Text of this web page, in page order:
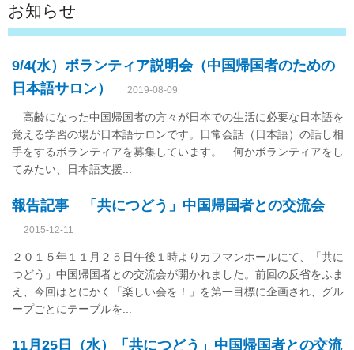
お知らせ
9/4(水）ボランティア説明会（中国帰国者のための
日本語サロン）
2019-08-09
高齢になった中国帰国者の方々が日本での生活に必要な日本語を
覚える学習の場が日本語サロンです。日常会話（日本語）の話し相
手をするボランティアを募集しています。 何かボランティアをし
てみたい、日本語支援...
報告記事 「共につどう」中国帰国者との交流会
2015-12-11
２０１５年１１月２５日午後１時よりカフマンホールにて、「共に
つどう」中国帰国者との交流会が開かれました。前回の反省をふま
え、今回はとにかく「楽しい会を！」を第一目標に企画され、グル
ープごとにテーブルを...
11月25日（水）「共につどう」中国帰国者との交流